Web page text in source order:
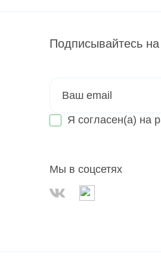
Подписывайтесь
Я согласен(а) на
Мы в соцсетях